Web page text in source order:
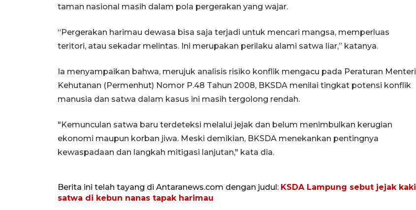
taman nasional masih dalam pola pergerakan yang wajar.
“Pergerakan harimau dewasa bisa saja terjadi untuk mencari mangsa, memperluas
teritori, atau sekadar melintas. Ini merupakan perilaku alami satwa liar,” katanya.
Ia menyampaikan bahwa, merujuk analisis risiko konflik mengacu pada Peraturan Menteri
Kehutanan (Permenhut) Nomor P.48 Tahun 2008, BKSDA menilai tingkat potensi konflik
manusia dan satwa dalam kasus ini masih tergolong rendah.
"Kemunculan satwa baru terdeteksi melalui jejak dan belum menimbulkan kerugian
ekonomi maupun korban jiwa. Meski demikian, BKSDA menekankan pentingnya
kewaspadaan dan langkah mitigasi lanjutan," kata dia.
Berita ini telah tayang di Antaranews.com dengan judul: KSDA Lampung sebut jejak kaki
satwa di kebun nanas tapak harimau
Tingkat hunian hotel di
2026
12 May 2026 15:06 WIB